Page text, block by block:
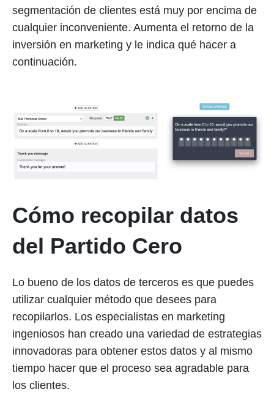
segmentación de clientes está muy por encima de
cualquier inconveniente. Aumenta el retorno de la
inversión en marketing y le indica qué hacer a
continuación.
Cómo recopilar datos
del Partido Cero
Lo bueno de los datos de terceros es que puedes
utilizar cualquier método que desees para
recopilarlos. Los especialistas en marketing
ingeniosos han creado una variedad de estrategias
innovadoras para obtener estos datos y al mismo
tiempo hacer que el proceso sea agradable para
los clientes.